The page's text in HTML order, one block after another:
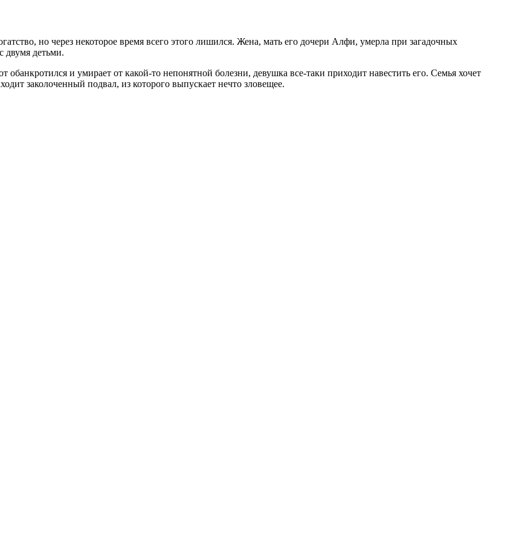
но через некоторое время всего этого лишился. Жена, мать его дочери Алфи, умерла при загадочных
двумя детьми.
и умирает от какой-то непонятной болезни, девушка все-таки приходит навестить его. Семья хочет
заколоченный подвал, из которого выпускает нечто зловещее.